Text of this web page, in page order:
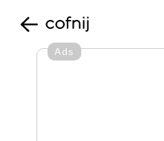
cofnij
Ads